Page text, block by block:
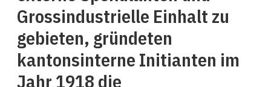
Grossindustrielle Einhalt zu
gebieten, gründeten
kantonsinterne Initianten im
Jahr 1918 die